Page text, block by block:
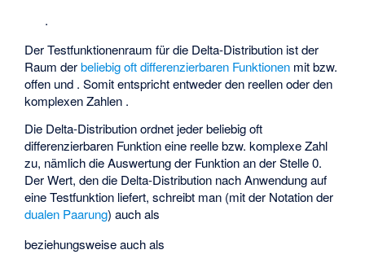
.
Der Testfunktionenraum für die Delta-Distribution ist der
Raum derbeliebig oft differenzierbaren Funktionen mitbzw.
offen und . Somit entsprichtentweder den reellenoder den
komplexen Zahlen .
Die Delta-Distribution ordnet jeder beliebig oft
differenzierbaren Funktioneine reelle bzw. komplexe Zahl
zu, nämlich die Auswertung der Funktion an der Stelle 0.
Der Wert, den die Delta-Distribution nach Anwendung auf
eine Testfunktion liefert, schreibt man (mit der Notation der
dualen Paarung) auch als
beziehungsweise auch als